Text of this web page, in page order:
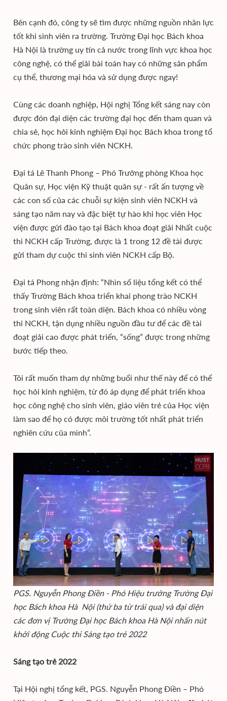
Bên cạnh đó, công ty sẽ tìm được những nguồn nhân lực
tốt khi sinh viên ra trường. Trường Đại học Bách khoa
Hà Nội là trường uy tín cả nước trong lĩnh vực khoa học
công nghệ, có thể giải bài toán hay có những sản phẩm
cụ thể, thương mại hóa và sử dụng được ngay!
Cùng các doanh nghiệp, Hội nghị Tổng kết sáng nay còn
được đón đại diện các trường đại học đến tham quan và
chia sẻ, học hỏi kinh nghiệm Đại học Bách khoa trong tổ
chức phong trào sinh viên NCKH.
Đại tá Lê Thanh Phong – Phó Trưởng phòng Khoa học
Quân sự, Học viện Kỹ thuật quân sự - rất ấn tượng về
các con số của các chuỗi sự kiện sinh viên NCKH và
sáng tạo năm nay và đặc biệt tự hào khi học viên Học
viện được gửi đào tạo tại Bách khoa đoạt giải Nhất cuộc
thi NCKH cấp Trường, được là 1 trong 12 đề tài được
gửi tham dự cuộc thi sinh viên NCKH cấp Bộ.
Đại tá Phong nhận định: “Nhìn số liệu tổng kết có thể
thấy Trường Bách khoa triển khai phong trào NCKH
trong sinh viên rất toàn diện. Bách khoa có nhiều vòng
thi NCKH, tận dụng nhiều nguồn đầu tư để các đề tài
đoạt giải cao được phát triển, “sống” được trong những
bước tiếp theo.
Tôi rất muốn tham dự những buổi như thế này để có thể
học hỏi kinh nghiệm, từ đó áp dụng để phát triển khoa
học công nghệ cho sinh viên, giáo viên trẻ của Học viện
làm sao để họ có được môi trường tốt nhất phát triển
nghiên cứu của mình”.
PGS. Nguyễn Phong Điền - Phó Hiệu trưởng Trường Đại
học Bách khoa Hà Nội (thứ ba từ trái qua) và đại diện
các đơn vị Trường Đại học Bách khoa Hà Nội nhấn nút
khởi động Cuộc thi Sáng tạo trẻ 2022
Sáng tạo trẻ 2022
Tại Hội nghị tổng kết, PGS. Nguyễn Phong Điền – Phó